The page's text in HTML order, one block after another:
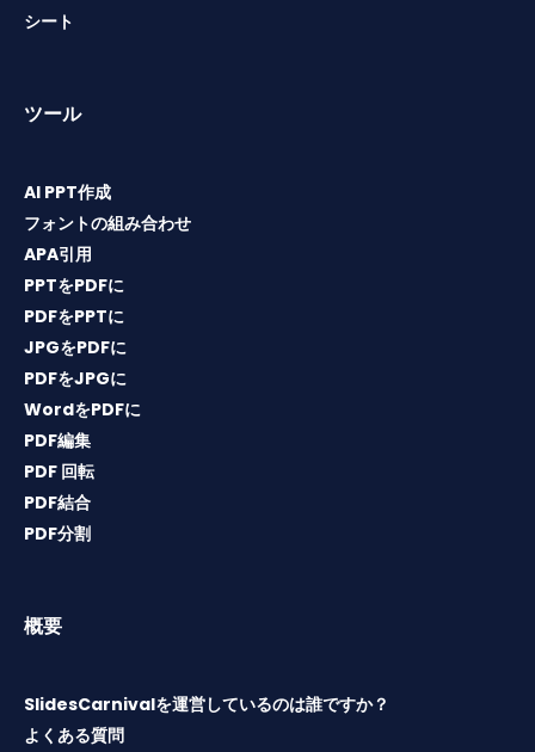
シート
ツール
AI PPT作成
フォントの組み合わせ
APA引用
PPTをPDFに
PDFをPPTに
JPGをPDFに
PDFをJPGに
WordをPDFに
PDF編集
PDF 回転
PDF結合
PDF分割
概要
SlidesCarnivalを運営しているのは誰ですか？
よくある質問